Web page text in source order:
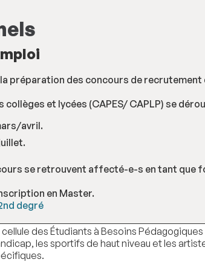
préparation des concours de recrutement
et lycées (CAPES/ CAPLP) se
avril.
se retrouvent affecté-e-s en tant que
en Master.
degré
cellule des Étudiants à Besoins
les sportifs de haut niveau et les